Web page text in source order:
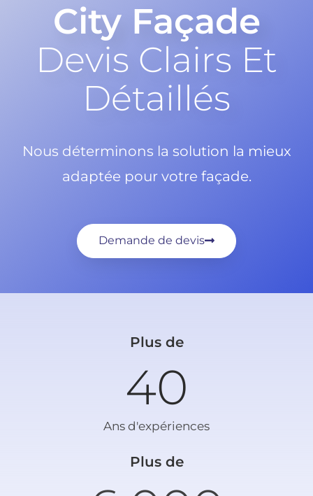
City Façade
Devis Clairs Et
Détaillés
Nous déterminons la solution la mieux
adaptée pour votre façade.
Demande de devis
Plus de
Ans d'expériences
40
Plus de